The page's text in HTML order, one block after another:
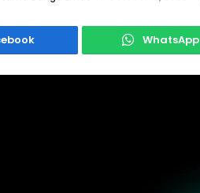
WhatsApp